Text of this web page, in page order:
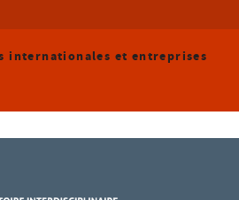
internationales et entreprises